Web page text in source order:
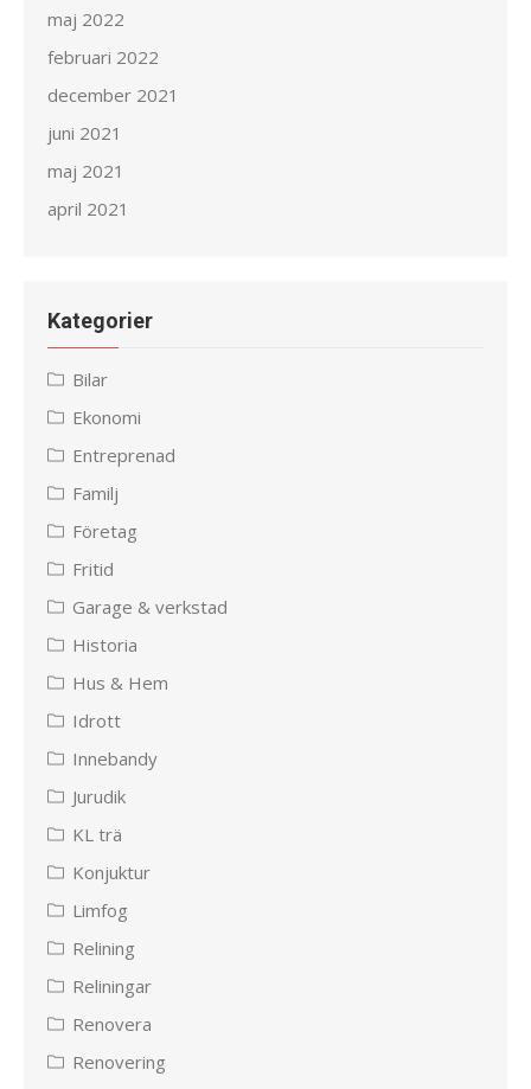
maj 2022
februari 2022
december 2021
juni 2021
maj 2021
april 2021
Kategorier
Bilar
Ekonomi
Entreprenad
Familj
Företag
Fritid
Garage & verkstad
Historia
Hus & Hem
Idrott
Innebandy
Jurudik
KL trä
Konjuktur
Limfog
Relining
Reliningar
Renovera
Renovering